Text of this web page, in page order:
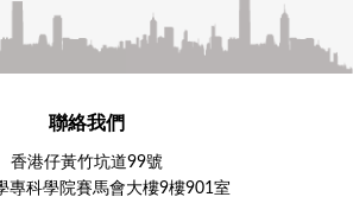
聯絡我們
香港仔黃竹坑道99號
專科學院賽馬會大樓9樓901室